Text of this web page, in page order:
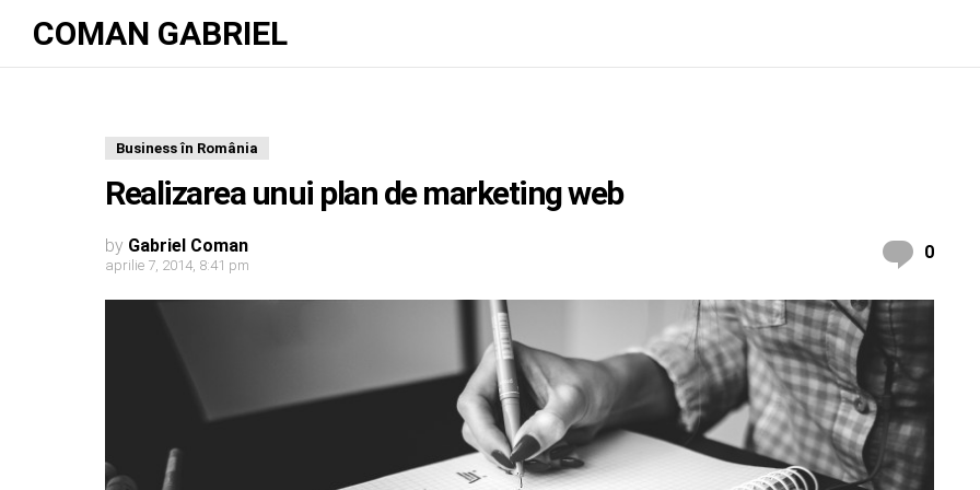
COMAN GABRIEL
Business în România
Realizarea unui plan de marketing web
by Gabriel Coman
aprilie 7, 2014, 8:41 pm
0